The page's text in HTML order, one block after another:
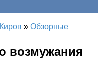
Киров » Обзорные
возмужания